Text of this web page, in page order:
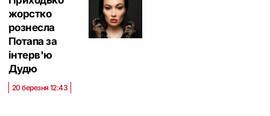
жорстко
рознесла
Потапа за
інтерв'ю
Дудю
20 березня 12:43